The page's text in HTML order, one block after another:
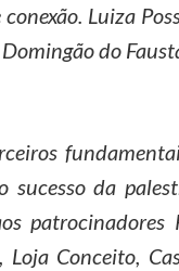
Luiza
do
da
Conceito,